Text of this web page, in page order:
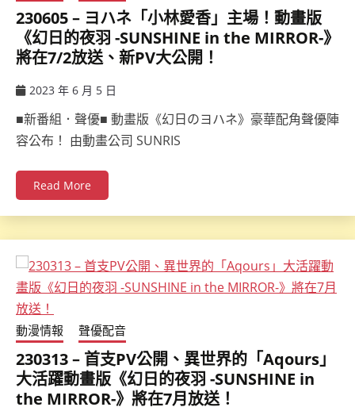
230605 – ヨハネ「小林愛香」主場！動畫版
《幻日的夜羽 -SUNSHINE in the MIRROR-》
將在7/2放送、新PV大公開！
2023 年 6 月 5 日
■新番組．聲優■ 動畫版《幻日のヨハネ》豪華配角聲優陣
容公布！ 由動畫公司 SUNRIS
Read More
動漫情報 聲優配音
230313 – 首支PV公開、異世界的「Aqours」
大活躍動畫版《幻日的夜羽 -SUNSHINE in
the MIRROR-》將在7月放送！